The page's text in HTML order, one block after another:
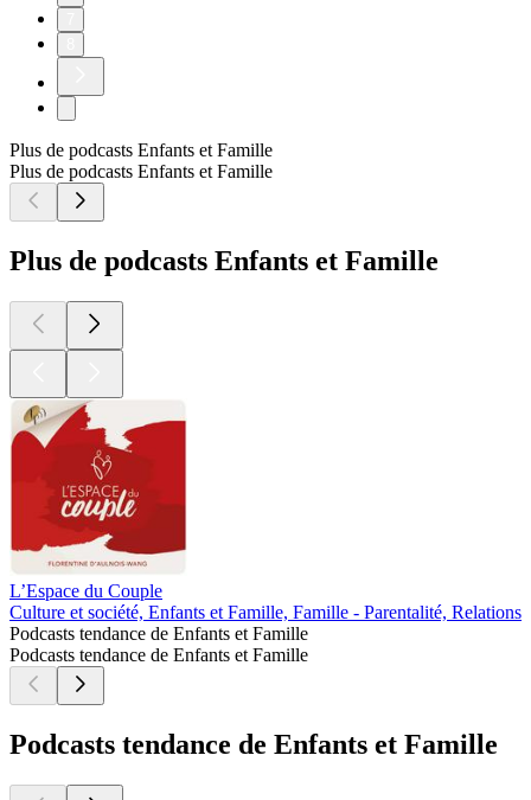
Plus de podcasts Enfants et Famille
Plus de podcasts Enfants et Famille
Plus de podcasts Enfants et Famille
L’Espace du Couple
Culture et société, Enfants et Famille, Famille - Parentalité, Relations
Podcasts tendance de Enfants et Famille
Podcasts tendance de Enfants et Famille
Podcasts tendance de Enfants et Famille